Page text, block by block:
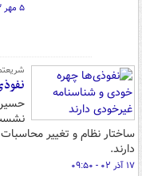
۵ مهر ۰۳ - ۲۲:۵۴
ساختار نظام و تغییر
دارند.
۱۷ آذر ۰۲ - ۰۹:۵۰